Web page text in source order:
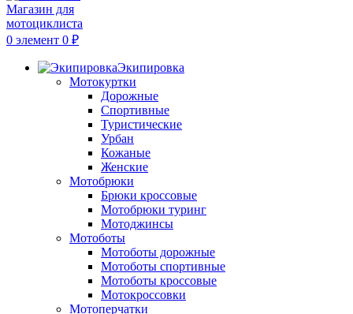
0 элемент 0 ₽
Экипировка
Мотокуртки
Дорожные
Спортивные
Туристические
Урбан
Кожаные
Женские
Мотобрюки
Брюки кроссовые
Мотобрюки туринг
Мотоджинсы
Мотоботы
Мотоботы дорожные
Мотоботы спортивные
Мотоботы кроссовые
Мотокроссовки
Мотоперчатки